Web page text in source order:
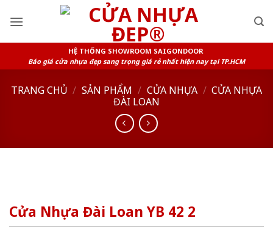
HỆ THỐNG SHOWROOM SAIGONDOOR
Báo giá cửa nhựa đẹp sang trọng giá rẻ nhất hiện nay tại TP.HCM
TRANG CHỦ / SẢN PHẨM / CỬA NHỰA / CỬA NHỰA
ĐÀI LOAN
Cửa Nhựa Đài Loan YB 42 2